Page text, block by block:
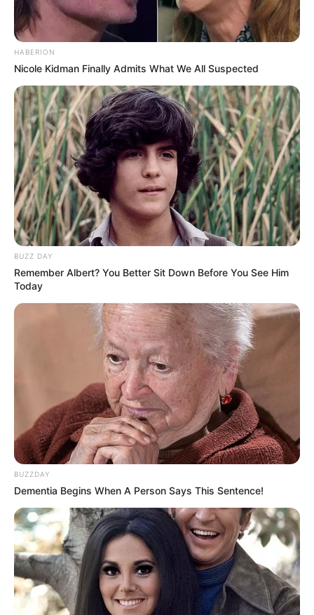
HABERION
Nicole Kidman Finally Admits What We All Suspected
BUZZ DAY
Remember Albert? You Better Sit Down Before You See Him
Today
BUZZDAY
Dementia Begins When A Person Says This Sentence!